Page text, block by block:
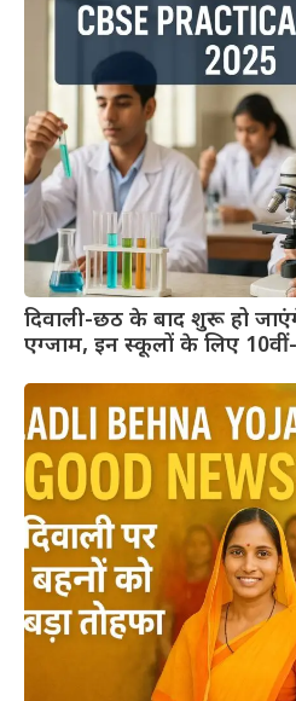
दिवाली-छठ के बाद शुरू हो
एग्जाम, इन स्कूलों के लिए 10वीं-